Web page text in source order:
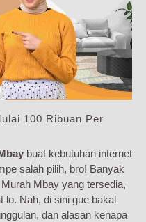
100 Ribuan Per
buat kebutuhan internet
salah pilih, bro! Banyak
Mbay yang tersedia,
lo. Nah, di sini gue bakal
dan alasan kenapa